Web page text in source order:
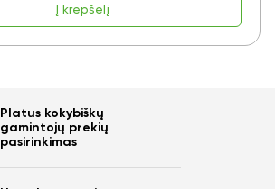
Į krepšelį
Platus kokybiškų
gamintojų prekių
pasirinkimas